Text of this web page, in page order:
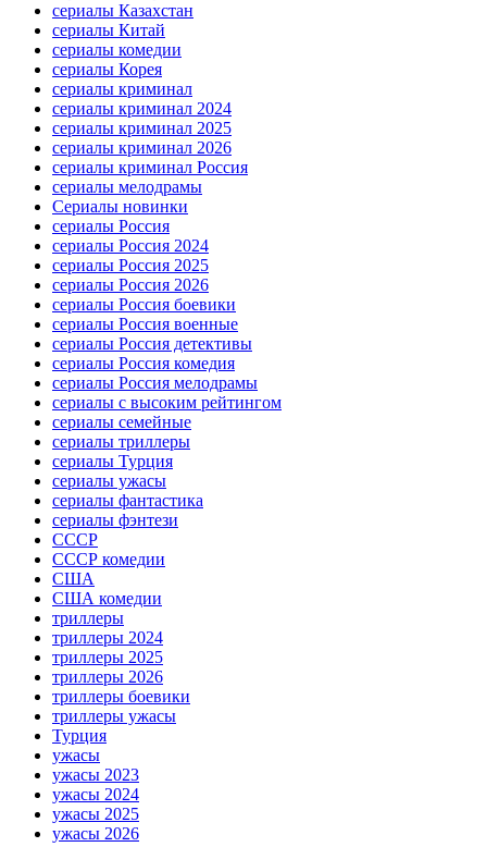
сериалы Казахстан
сериалы Китай
сериалы комедии
сериалы Корея
сериалы криминал
сериалы криминал 2024
сериалы криминал 2025
сериалы криминал 2026
сериалы криминал Россия
сериалы мелодрамы
Сериалы новинки
сериалы Россия
сериалы Россия 2024
сериалы Россия 2025
сериалы Россия 2026
сериалы Россия боевики
сериалы Россия военные
сериалы Россия детективы
сериалы Россия комедия
сериалы Россия мелодрамы
сериалы с высоким рейтингом
сериалы семейные
сериалы триллеры
сериалы Турция
сериалы ужасы
сериалы фантастика
сериалы фэнтези
СССР
СССР комедии
США
США комедии
триллеры
триллеры 2024
триллеры 2025
триллеры 2026
триллеры боевики
триллеры ужасы
Турция
ужасы
ужасы 2023
ужасы 2024
ужасы 2025
ужасы 2026